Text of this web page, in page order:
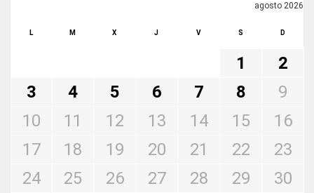
agosto 2026
L M X J V S D
1
2
3
4 5 6 7 8
9
10
11 12 13 14 15
16
17
18 19 20 21 22
23
24
25 26 27 28 29
30